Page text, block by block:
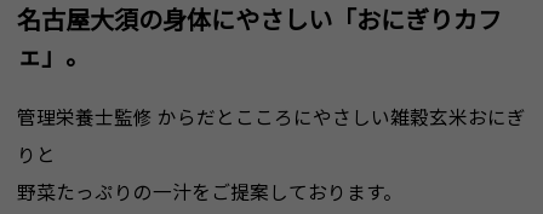
名古屋大須の身体にやさしい「おにぎりカフ
ェ」。
管理栄養士監修 からだとこころにやさしい雑穀玄米おにぎ
りと
野菜たっぷりの一汁をご提案しております。